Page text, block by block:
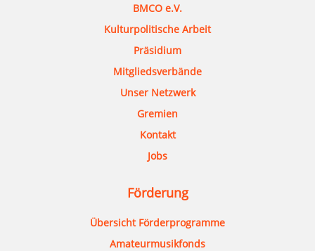
BMCO e.V.
Kulturpolitische Arbeit
Präsidium
Mitgliedsverbände
Unser Netzwerk
Gremien
Kontakt
Jobs
Förderung
Übersicht Förderprogramme
Amateurmusikfonds